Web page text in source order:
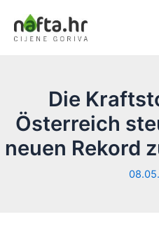
Inhalt
springen
Die
Österreich
neuen Rekord